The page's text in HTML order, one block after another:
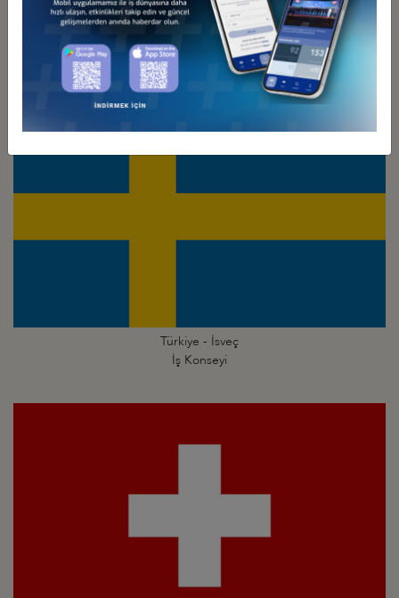
Türkiye - İsrail
İş Konseyi
Türkiye - İsveç
İş Konseyi